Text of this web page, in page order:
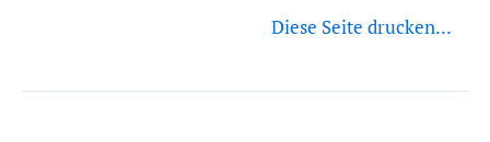
Diese Seite drucken...